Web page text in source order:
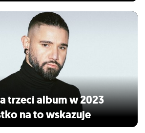
trzeci album w 2023
na to wskazuje